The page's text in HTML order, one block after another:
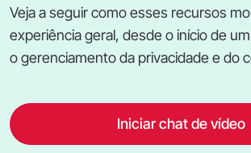
Veja a seguir como esses recursos
experiência geral, desde o início de
o gerenciamento da privacidade e do
Iniciar chat de vídeo